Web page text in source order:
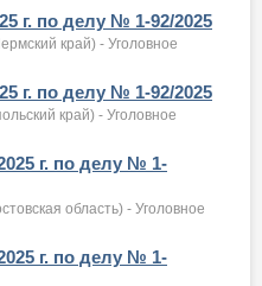
г. по делу № 1-92/2025
край) - Уголовное
г. по делу № 1-92/2025
край) - Уголовное
г. по делу № 1-
область) - Уголовное
г. по делу № 1-